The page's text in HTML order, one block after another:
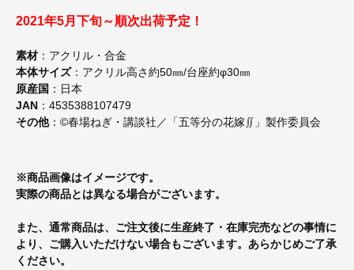
2021年5月下旬～順次出荷予定！
素材 ：アクリル・合金
本体サイズ：アクリル高さ約50㎜/台座約φ30㎜
原産国 ：日本
JAN ：4535388107479
その他：©春場ねぎ・講談社／「五等分の花嫁∬」製作委員会
※商品画像はイメージです。
実際の商品とは異なる場合がございます。
また、通常商品は、ご注文後に生産終了・在庫完売などの事情に
より、ご購入いただけない場合もございます。あらかじめご了承
ください。